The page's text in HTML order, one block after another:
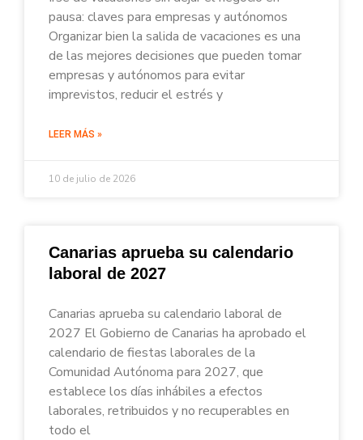
pausa: claves para empresas y autónomos
Organizar bien la salida de vacaciones es una
de las mejores decisiones que pueden tomar
empresas y autónomos para evitar
imprevistos, reducir el estrés y
LEER MÁS »
10 de julio de 2026
Canarias aprueba su calendario
laboral de 2027
Canarias aprueba su calendario laboral de
2027 El Gobierno de Canarias ha aprobado el
calendario de fiestas laborales de la
Comunidad Autónoma para 2027, que
establece los días inhábiles a efectos
laborales, retribuidos y no recuperables en
todo el